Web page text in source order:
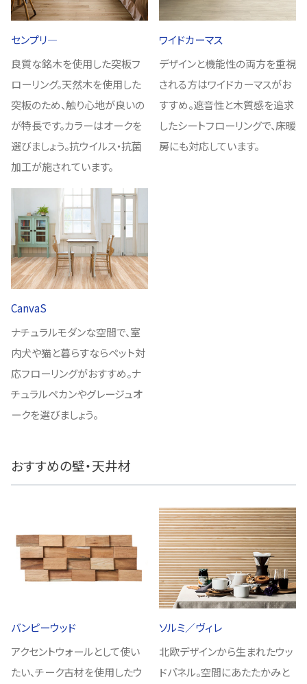
センプリ―
良質な銘木を使用した突板フ
ローリング。天然木を使用した
突板のため、触り心地が良いの
が特長です。カラーはオークを
選びましょう。抗ウイルス・抗菌
加工が施されています。
ワイドカーマス
デザインと機能性の両方を重視
される方はワイドカーマスがお
すすめ。遮音性と木質感を追求
したシートフローリングで、床暖
房にも対応しています。
CanvaS
ナチュラルモダンな空間で、室
内犬や猫と暮らすならペット対
応フローリングがおすすめ。ナ
チュラルペカンやグレージュオ
ークを選びましょう。
おすすめの壁・天井材
バンピーウッド
アクセントウォールとして使い
たい、チーク古材を使用したウ
ソルミ／ヴィレ
北欧デザインから生まれたウッ
ドパネル。空間にあたたかみと